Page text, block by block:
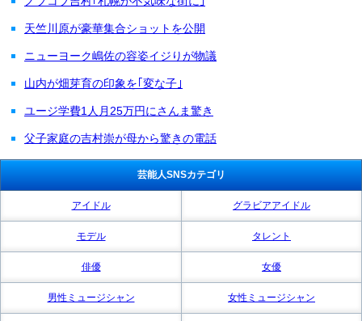
天竺川原が豪華集合ショットを公開
ニューヨーク嶋佐の容姿イジりが物議
山内が畑芽育の印象を｢変な子｣
ユージ学費1人月25万円にさんま驚き
父子家庭の吉村崇が母から驚きの電話
芸能人SNSカテゴリ
アイドル グラビアアイドル
モデル タレント
俳優 女優
男性ミュージシャン 女性ミュージシャン